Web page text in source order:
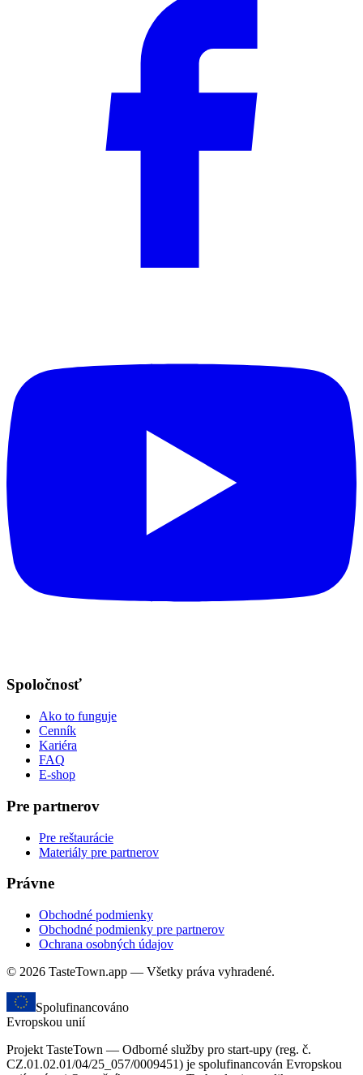
Spoločnosť
Ako to funguje
Cenník
Kariéra
FAQ
E-shop
Pre partnerov
Pre reštaurácie
Materiály pre partnerov
Právne
Obchodné podmienky
Obchodné podmienky pre partnerov
Ochrana osobných údajov
© 2026 TasteTown.app — Všetky práva vyhradené.
Spolufinancováno
Evropskou unií
Projekt TasteTown — Odborné služby pro start-upy (reg. č.
CZ.01.02.01/04/25_057/0009451) je spolufinancován Evropskou